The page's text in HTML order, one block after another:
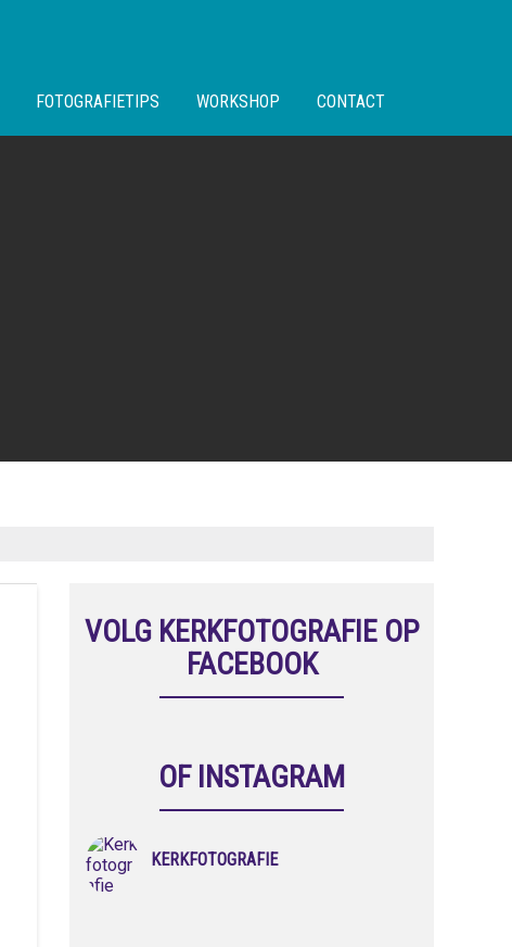
FOTOGRAFIETIPS WORKSHOP CONTACT
VOLG KERKFOTOGRAFIE OP
FACEBOOK
OF INSTAGRAM
KERKFOTOGRAFIE